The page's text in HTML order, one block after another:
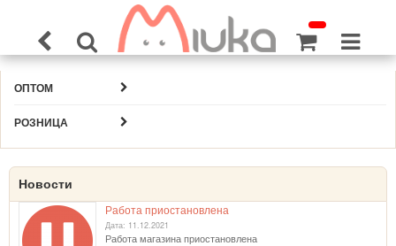
ОПТОМ
РОЗНИЦА
Новости
Работа приостановлена
Дата: 11.12.2021
Работа магазина приостановлена